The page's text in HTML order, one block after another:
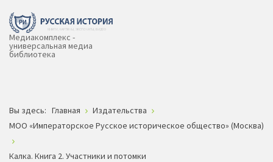
Медиакомплекс -
универсальная медиа
библиотека
Вы здесь: Главная
Издательства
МОО «Императорское Русское историческое общество» (Москва)
Калка. Книга 2. Участники и потомки